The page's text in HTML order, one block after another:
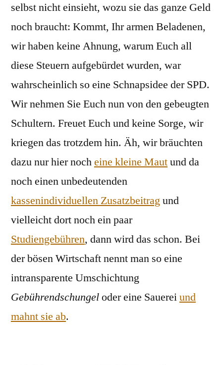
selbst nicht einsieht, wozu sie das ganze Geld
noch braucht: Kommt, Ihr armen Beladenen,
wir haben keine Ahnung, warum Euch all
diese Steuern aufgebürdet wurden, war
wahrscheinlich so eine Schnapsidee der SPD.
Wir nehmen Sie Euch nun von den gebeugten
Schultern. Freuet Euch und keine Sorge, wir
kriegen das trotzdem hin. Äh, wir bräuchten
dazu nur hier nocheine kleine Mautund da
noch einen unbedeutenden
kassenindividuellen Zusatzbeitragund
vielleicht dort noch ein paar
Studiengebühren, dann wird das schon. Bei
der bösen Wirtschaft nennt man so eine
intransparente Umschichtung
Gebührendschungeloder eine Sauereiund
mahnt sie ab.